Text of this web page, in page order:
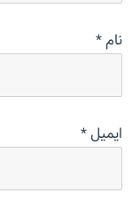
نام*
ایمیل*